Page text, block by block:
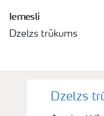
Iemesli
Dzelzs trūkums
Dzelzs